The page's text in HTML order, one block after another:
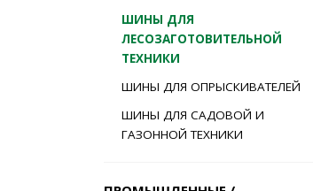
ШИНЫ ДЛЯ
ЛЕСОЗАГОТОВИТЕЛЬНОЙ
ТЕХНИКИ
ШИНЫ ДЛЯ ОПРЫСКИВАТЕЛЕЙ
ШИНЫ ДЛЯ САДОВОЙ И
ГАЗОННОЙ ТЕХНИКИ